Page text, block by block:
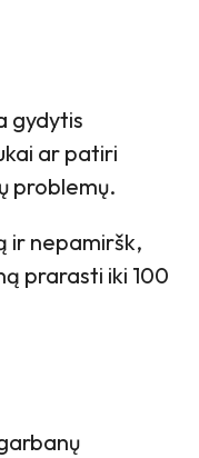
gydytis
ar patiri
problemų.
ir nepamiršk,
prarasti iki 100